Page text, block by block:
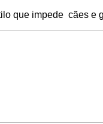
que impede cães e